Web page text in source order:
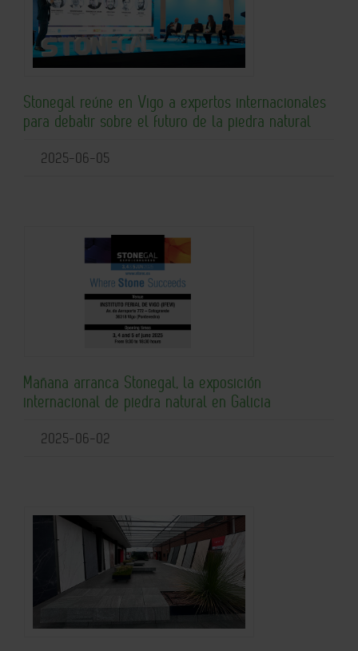
Stonegal reúne en Vigo a expertos internacionales
para debatir sobre el futuro de la piedra natural
2025-06-05
Mañana arranca Stonegal, la exposición
internacional de piedra natural en Galicia
2025-06-02